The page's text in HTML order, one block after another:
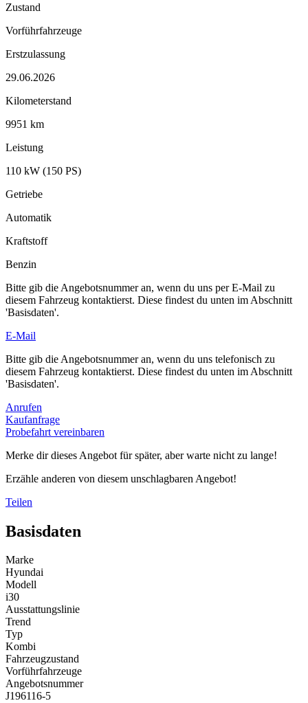
Zustand
Vorführfahrzeuge
Erstzulassung
29.06.2026
Kilometerstand
9951 km
Leistung
110 kW (150 PS)
Getriebe
Automatik
Kraftstoff
Benzin
Bitte gib die Angebotsnummer an, wenn du uns per E-Mail zu
diesem Fahrzeug kontaktierst. Diese findest du unten im Abschnitt
'Basisdaten'.
E-Mail
Bitte gib die Angebotsnummer an, wenn du uns telefonisch zu
diesem Fahrzeug kontaktierst. Diese findest du unten im Abschnitt
'Basisdaten'.
Anrufen
Kaufanfrage
Probefahrt vereinbaren
Merke dir dieses Angebot für später, aber warte nicht zu lange!
Erzähle anderen von diesem unschlagbaren Angebot!
Teilen
Basisdaten
Marke
Hyundai
Modell
i30
Ausstattungslinie
Trend
Typ
Kombi
Fahrzeugzustand
Vorführfahrzeuge
Angebotsnummer
J196116-5